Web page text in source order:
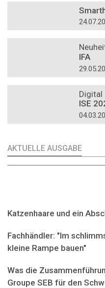
IFA
Digital
ISE
AKTUELLE AUSGABE
Katzenhaare und ein
Fachhändler: "Im
kleine Rampe bauen"
Was die
Groupe SEB für den